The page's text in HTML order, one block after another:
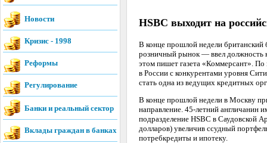
Новости
Кризис - 1998
Реформы
Регулирование
Банки и реальный сектор
Вклады граждан в банках
HSBC выходит на
В конце прошлой недели британский
розничный рынок — ввел должность
этом пишет газета «Коммерсант».
в России с конкурентами уровня
стать одна из ведущих кредитных
В конце прошлой недели в Москву
направление. 45-летний англичанин
подразделение HSBC в Саудовской
долларов) увеличив ссудный
потребкредиты и ипотеку.